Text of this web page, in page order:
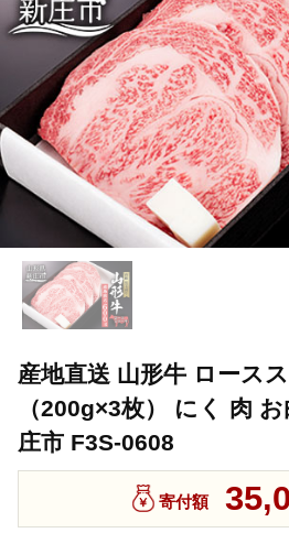
TOP 肉 牛肉 ステーキ(牛
産地直送 山形牛 ロース
（200g×3枚） にく 肉
庄市 F3S-0608
寄付額